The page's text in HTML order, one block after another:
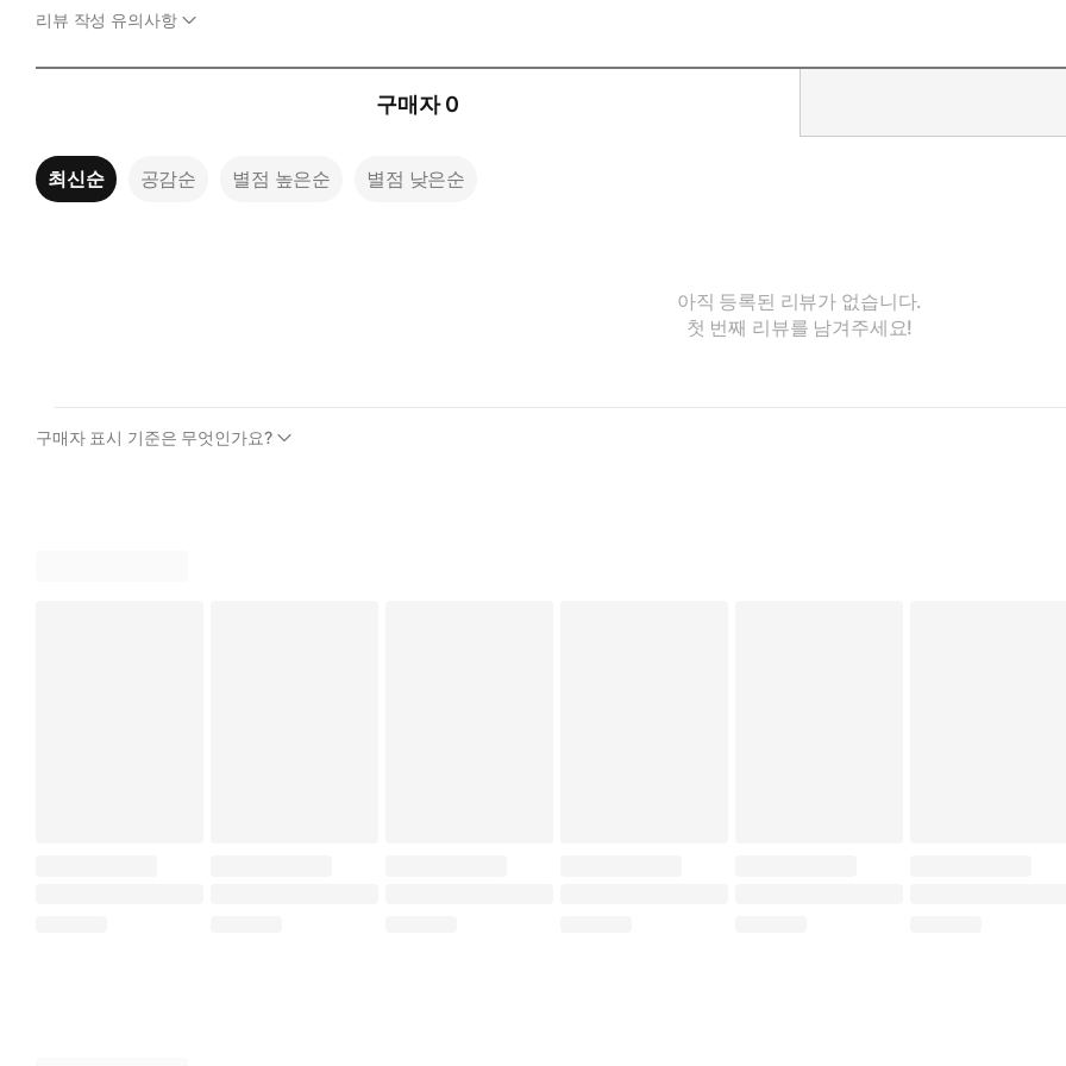
리뷰 작성 유의사항
구매자 0
최신순 공감순 별점 높은순 별점 낮은순
아직 등록된 리뷰가 없습니다.
첫 번째 리뷰를 남겨주세요!
구매자 표시 기준은 무엇인가요?